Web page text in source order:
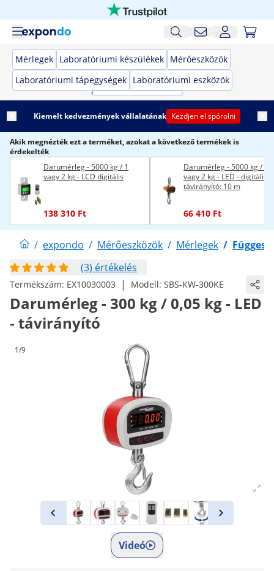
Mérlegek Laboratóriumi készülékek Mérőeszközök
Laboratóriumi tápegységek Laboratóriumi eszközök
Kiemelt kedvezmények vállalatának Kezdjen el spórolni
Akik megnézték ezt a terméket, azokat a következő termékek is
érdekelték
Darumérleg - 5000 kg / 1
vagy 2 kg - LCD digitális
138 310 Ft
Darumérleg - 5000 kg / 1
vagy 2 kg - LED - digitális -
távirányító: 10 m
66 410 Ft
/ expondo / Mérőeszközök / Mérlegek /
(3) értékelés
Termékszám: EX10030003 | Modell: SBS-KW-300KE
Darumérleg - 300 kg / 0,05 kg - LED
- távirányító
1/9
Videó